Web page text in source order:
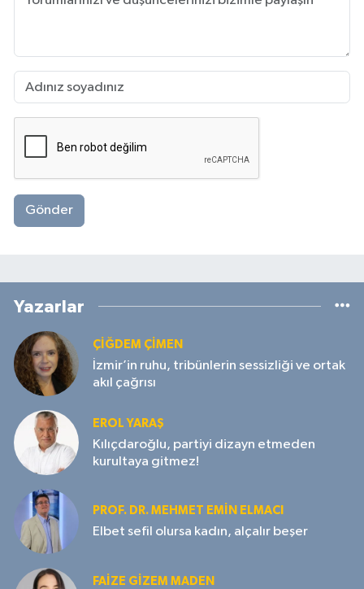
Gönder
Yazarlar
ÇIĞDEM ÇIMEN
İzmir’in ruhu, tribünlerin sessizliği ve ortak
akıl çağrısı
EROL YARAŞ
Kılıçdaroğlu, partiyi dizayn etmeden
kurultaya gitmez!
PROF. DR. MEHMET EMIN ELMACI
Elbet sefil olursa kadın, alçalır beşer
FAIZE GIZEM MADEN